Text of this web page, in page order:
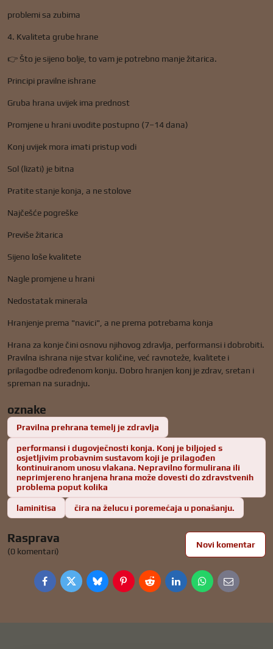
problemi sa zubima
4. Kvaliteta grube hrane
👉 Što je sijeno bolje, to vam je potrebno manje žitarica.
Principi pravilne ishrane
Gruba hrana uvijek ima prednost
Promjene u hrani uvodite postupno (7–14 dana)
Konj uvijek mora imati pristup vodi
Sol (lizati) je bitna
Pratite stanje konja, a ne stolove
Najčešće pogreške
Previše žitarica
Sijeno loše kvalitete
Nagle promjene u hrani
Nedostatak minerala
Hranjenje prema "navici", a ne prema potrebama konja
Hrana za konje čini osnovu njihovog zdravlja, performansi i dobrobiti.
Pravilna ishrana nije stvar količine, već ravnoteže, kvalitete i
prilagodbe određenom konju. Dobro hranjen konj je zdrav, sretan i
spreman na suradnju.
oznake
Pravilna prehrana temelj je zdravlja
performansi i dugovječnosti konja. Konj je biljojed s
osjetljivim probavnim sustavom koji je prilagođen
kontinuiranom unosu vlakana. Nepravilno formulirana ili
neprimjereno hranjena hrana može dovesti do zdravstvenih
problema poput kolika
laminitisa čira na želucu i poremećaja u ponašanju.
Rasprava
(0 komentari)
Novi komentar
FacebookTwitterBlueskyPinterestRedditLinkedInWhatsApp
E-
mail